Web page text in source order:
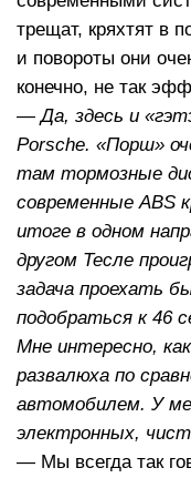
трещат, кряхтят в
и повороты они
конечно, не так
— Да, здесь и
Porsche. «Порш»
там тормозные
современные ABS
итоге в одном
другом Тесле
задача проехать
подобраться к 46
Мне интересно,
развалюха по
автомобилем. У
электронных,
— Мы всегда так